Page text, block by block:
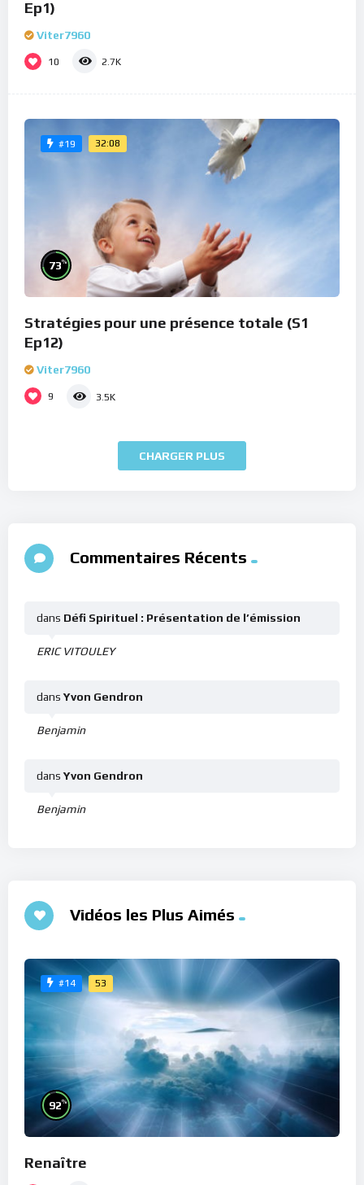
Ep1)
Viter7960
10 2.7K
#19 32:08
73%
Stratégies pour une présence totale (S1
Ep12)
Viter7960
9 3.5K
CHARGER PLUS
Commentaires Récents
ERIC VITOULEY
dans Défi Spirituel : Présentation de l’émission
Benjamin
dans Yvon Gendron
Benjamin
dans Yvon Gendron
Vidéos les Plus Aimés
#14 53
92%
Renaître